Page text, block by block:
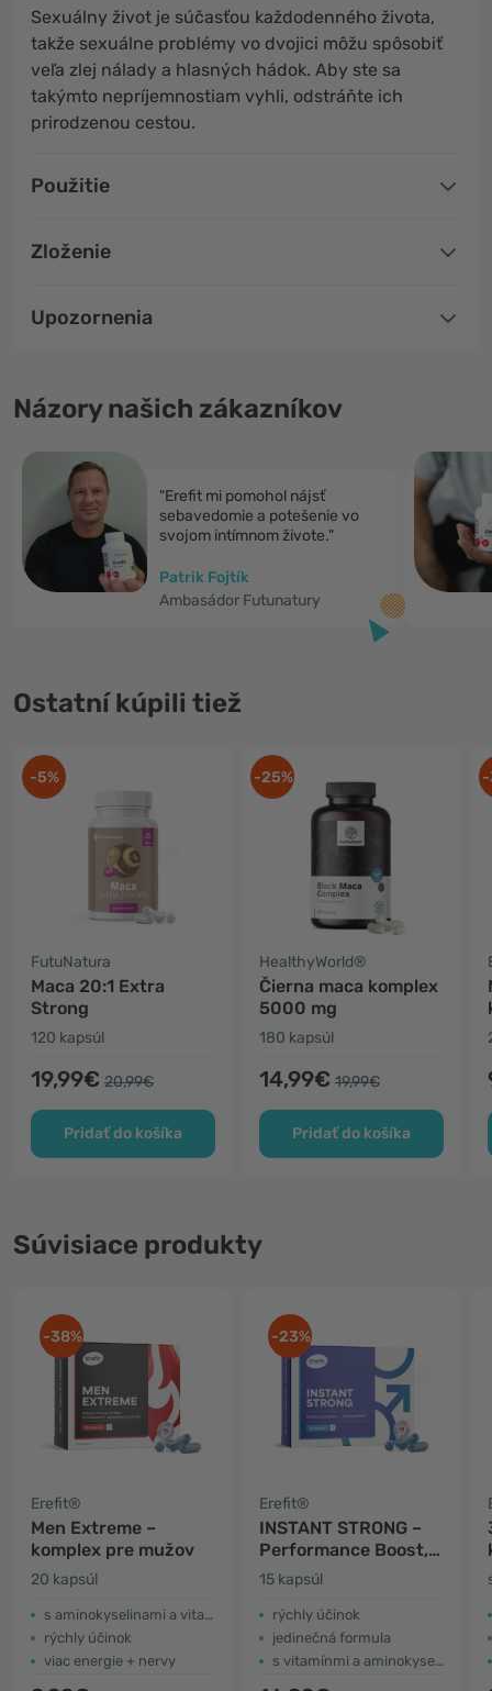
Sexuálny život je súčasťou každodenného života,
takže sexuálne problémy vo dvojici môžu spôsobiť
veľa zlej nálady a hlasných hádok. Aby ste sa
takýmto nepríjemnostiam vyhli, odstráňte ich
prirodzenou cestou.
Použitie
Zloženie
Upozornenia
Názory našich zákazníkov
"Erefit mi pomohol nájsť
sebavedomie a potešenie vo
svojom intímnom živote."
Patrik Fojtík
Ambasádor Futunatury
Ostatní kúpili tiež
-5%
FutuNatura
Maca 20:1 Extra
Strong
120 kapsúl
19,99€ 20,99€
Pridať do košíka
-25%
HealthyWorld®
Čierna maca komplex
5000 mg
180 kapsúl
14,99€ 19,99€
Pridať do košíka
-
Súvisiace produkty
-38%
Erefit®
Men Extreme –
komplex pre mužov
20 kapsúl
s aminokyselinami a vitamínmi
rýchly účinok
viac energie + nervy
-23%
Erefit®
INSTANT STRONG –
Performance Boost,
komplex pre mužov
15 kapsúl
rýchly účinok
jedinečná formula
s vitamínmi a aminokyselinami